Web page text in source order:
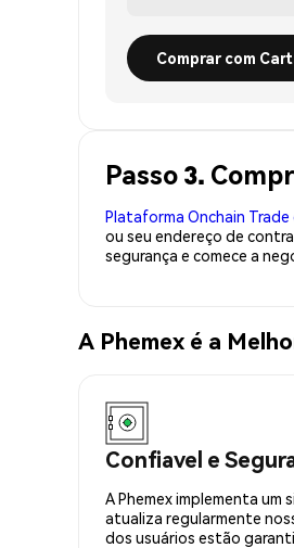
Comprar com
Passo 3.
Plataforma Onchain Trade
ou seu endereço de
segurança e comece a
A Phemex é a
Confiavel e
A Phemex implementa
atualiza regularmente
dos usuários estão